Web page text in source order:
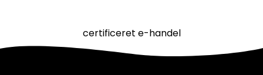
certificeret e-handel